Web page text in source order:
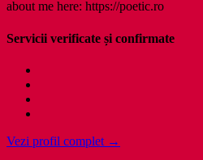
about me here: https://poetic.ro
Servicii verificate și confirmate
Vezi profil complet →